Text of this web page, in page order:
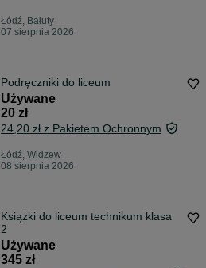
Łódź, Bałuty
07 sierpnia 2026
Podręczniki do liceum
Używane
20 zł
24,20 zł z Pakietem Ochronnym
Łódź, Widzew
08 sierpnia 2026
Książki do liceum technikum klasa
2
Używane
345 zł